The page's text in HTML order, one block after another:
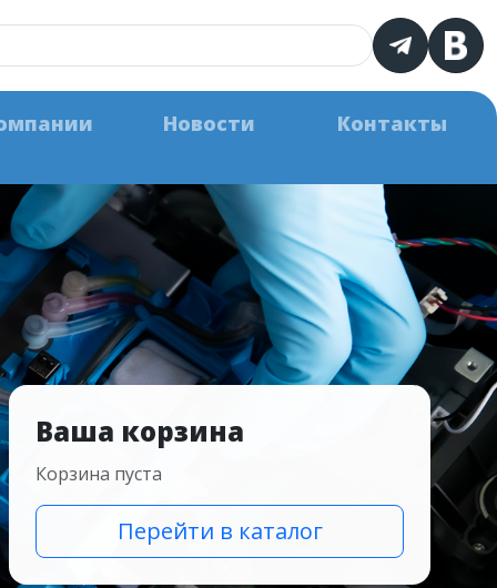
Новости Контакты
Ваша корзина
Корзина пуста
Перейти в каталог